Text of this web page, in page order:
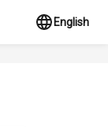
English